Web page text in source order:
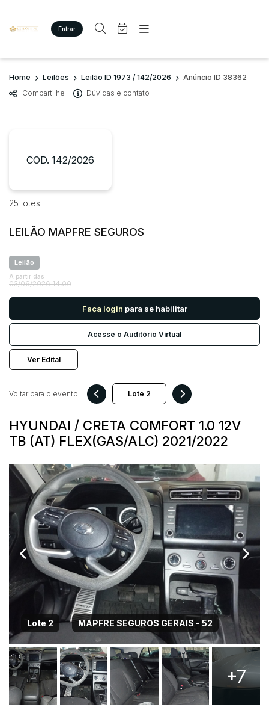
Entrar
Criar conta Entrar
Site
Agenda
Quem Somos
Imóveis
Veículos
Carros
Utilitário
Busca por palavra-chave
Bairro
Judiciais Extrajudiciais
R$
Quem Somos
Home Leilões Leilão ID 1973 / 142/2026
Anúncio ID 38362
Compartilhe
Dúvidas e contato
COD. 142/2026
25 lotes
LEILÃO MAPFRE SEGUROS
Leilão
A partir das
03/06/2026 14:00
Faça login para se habilitar
Acesse o Auditório Virtual
Ver Edital
HYUNDAI / CRETA COMFORT 1.0 12V
TB (AT) FLEX(GAS/ALC) 2021/2022
Voltar para o evento
Lote 2 MAPFRE SEGUROS GERAIS - 52
+7